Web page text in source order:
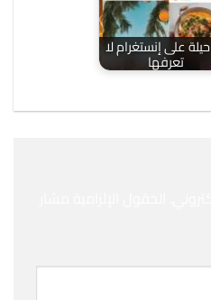
30 حيلة على إنستغرام لا
تعرفها